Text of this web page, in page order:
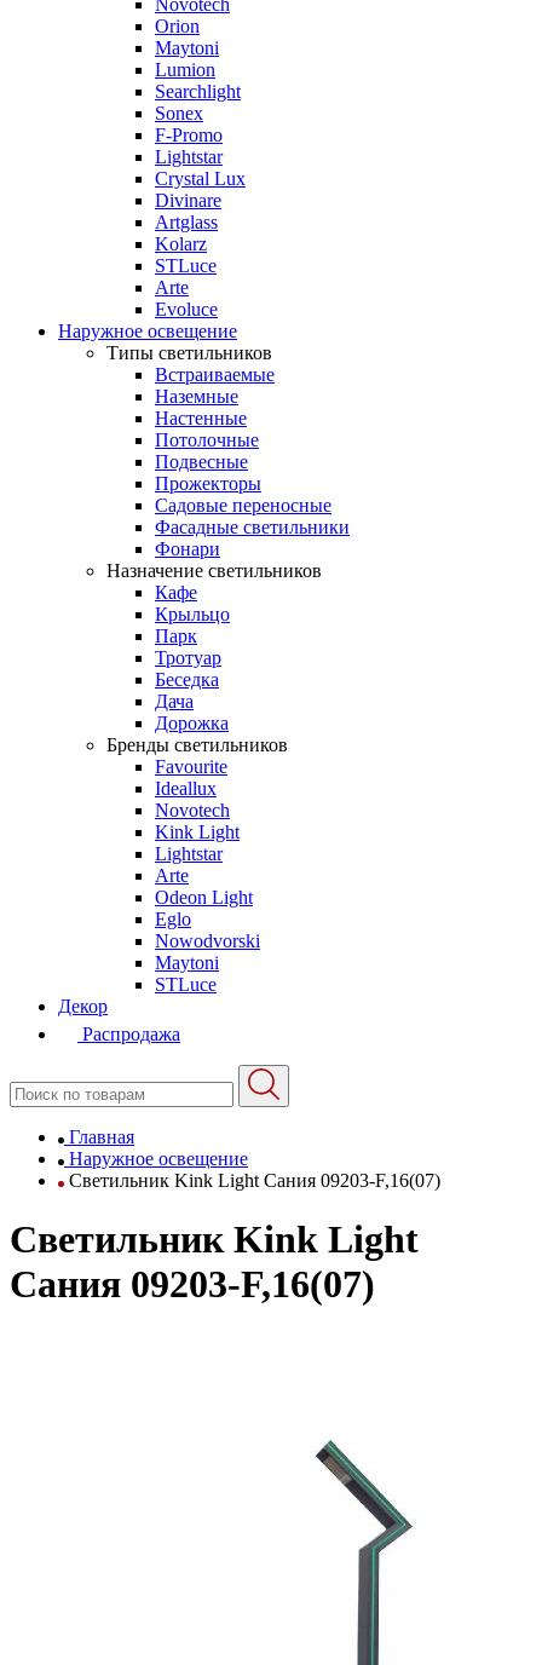
Novotech
Orion
Maytoni
Lumion
Searchlight
Sonex
F-Promo
Lightstar
Crystal Lux
Divinare
Artglass
Kolarz
STLuce
Arte
Evoluce
Наружное освещение
Типы светильников
Встраиваемые
Наземные
Настенные
Потолочные
Подвесные
Прожекторы
Садовые переносные
Фасадные светильники
Фонари
Назначение светильников
Кафе
Крыльцо
Парк
Тротуар
Беседка
Дача
Дорожка
Бренды светильников
Favourite
Ideallux
Novotech
Kink Light
Lightstar
Arte
Odeon Light
Eglo
Nowodvorski
Maytoni
STLuce
Декор
Распродажа
Главная
Наружное освещение
Светильник Kink Light Сания 09203-F,16(07)
Светильник Kink Light
Сания 09203-F,16(07)